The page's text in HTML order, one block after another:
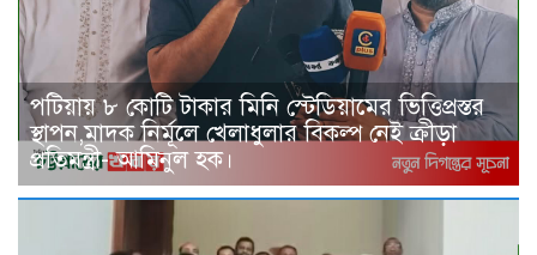
পটিয়ায় ৮ কোটি টাকার মিনি স্টেডিয়ামের ভিত্তিপ্রস্তর
স্থাপন,মাদক নির্মূলে খেলাধুলার বিকল্প নেই ক্রীড়া
প্রতিমন্ত্রী- আমিনুল হক।